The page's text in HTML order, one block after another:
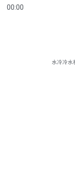
00:00
水冷冷水